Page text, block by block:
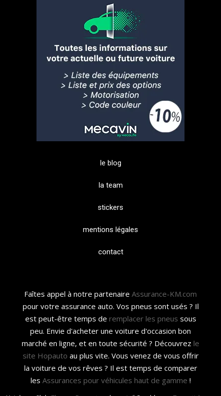
le blog
la team
stickers
mentions légales
contact
Faîtes appel à notre partenaire Assurance-KM.com
pour votre assurance auto. Vos pneus sont usés ? Il
est peut-être temps de remplacer les pneus sous
peu. Envie d'acheter une voiture d'occasion bon
marché en ligne, et en toute sécurité ? Découvrez le
site Hopauto au plus vite. Vous venez de vous offrir
la voiture de vos rêves ? Il est temps de comparer
les Assurances pour véhicules haut de gamme !